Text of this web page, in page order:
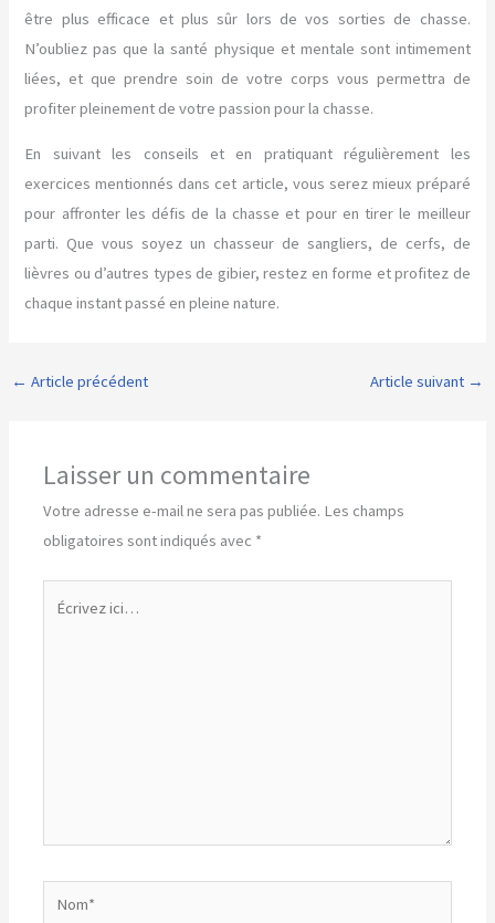
être plus efficace et plus sûr lors de vos sorties de chasse.
N’oubliez pas que la santé physique et mentale sont intimement
liées, et que prendre soin de votre corps vous permettra de
profiter pleinement de votre passion pour la chasse.
En suivant les conseils et en pratiquant régulièrement les
exercices mentionnés dans cet article, vous serez mieux préparé
pour affronter les défis de la chasse et pour en tirer le meilleur
parti. Que vous soyez un chasseur de sangliers, de cerfs, de
lièvres ou d’autres types de gibier, restez en forme et profitez de
chaque instant passé en pleine nature.
← Article précédent Article suivant →
Laisser un commentaire
Votre adresse e-mail ne sera pas publiée. Les champs
obligatoires sont indiqués avec *